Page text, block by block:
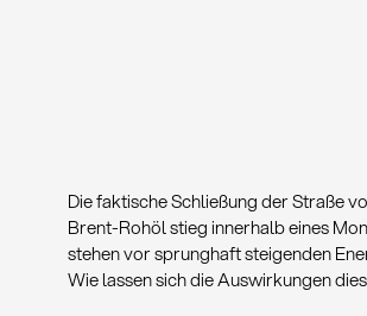
Die faktische Schließung der Straße
Brent-Rohöl stieg innerhalb eines
stehen vor sprunghaft steigenden
Wie lassen sich die Auswirkungen